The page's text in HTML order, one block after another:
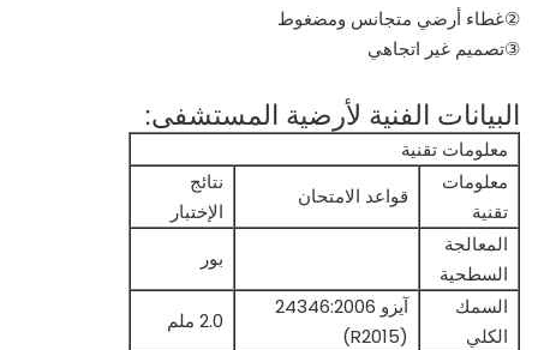
②غطاء أرضي متجانس ومضغوط
③تصميم غير اتجاهي
البيانات الفنية لأرضية المستشفى:
معلومات تقنية
معلومات
تقنية
قواعد الامتحان
نتائج
الإختبار
المعالجة
السطحية
بور
السمك
الكلي
آيزو 24346:2006
(R2015)
2.0 ملم